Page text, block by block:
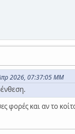
2026, 07:37:05 ΜΜ
φορές και αν το